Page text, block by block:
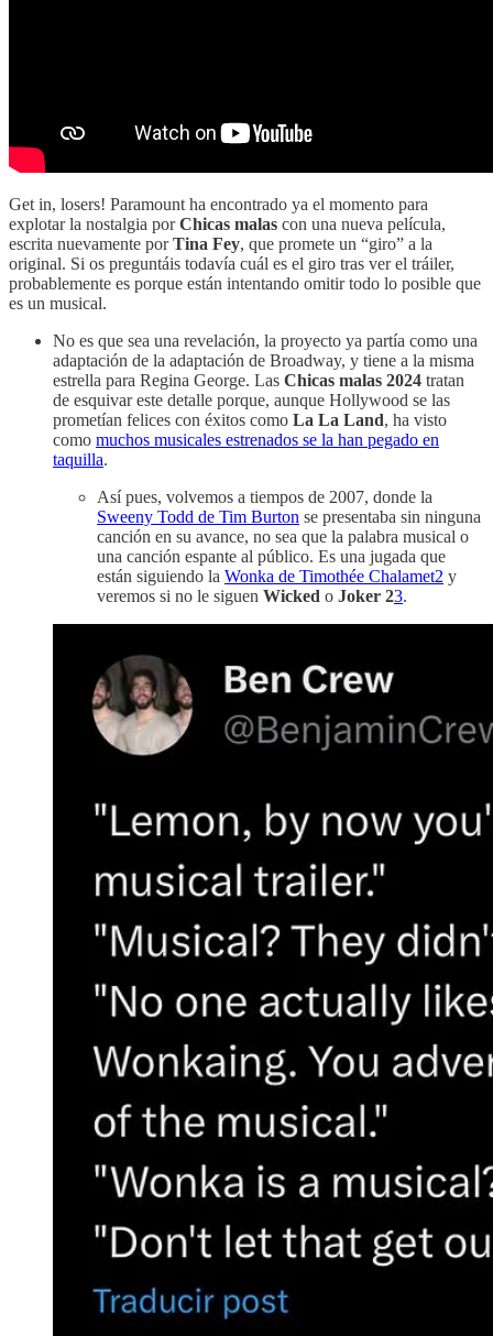
Get in, losers! Paramount ha encontrado ya el momento para
explotar la nostalgia porChicas malas con una nueva película,
escrita nuevamente porTina Fey, que promete un “giro” a la
original. Si os preguntáis todavía cuál es el giro tras ver el tráiler,
probablemente es porque están intentando omitir todo lo posible que
es un musical.
No es que sea una revelación, la proyecto ya partía como una
adaptación de la adaptación de Broadway, y tiene a la misma
estrella para Regina George. Las Chicas malas 2024 tratan
de esquivar este detalle porque, aunque Hollywood se las
prometían felices con éxitos como La La Land, ha visto
como muchos musicales estrenados se la han pegado en
taquilla.
Así pues, volvemos a tiempos de 2007, donde la
Sweeny Todd de Tim Burton se presentaba sin ninguna
canción en su avance, no sea que la palabra musical o
una canción espante al público. Es una jugada que
están siguiendo la Wonka de Timothée Chalamet2 y
veremos si no le siguen Wicked o Joker 23.